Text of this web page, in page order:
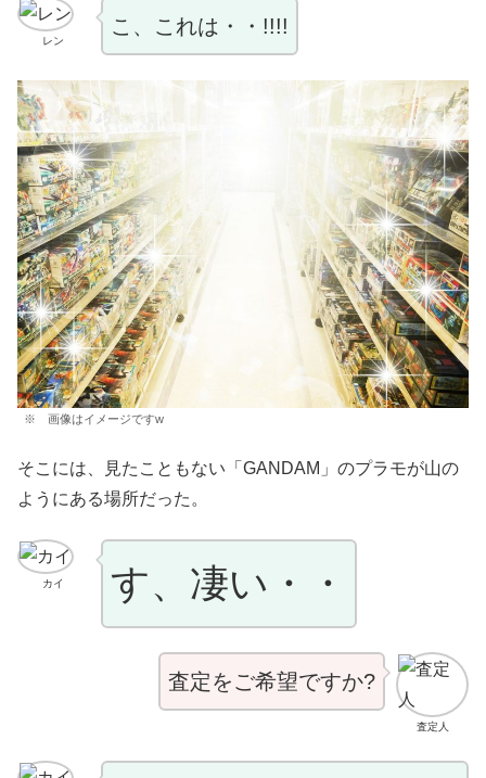
レン
こ、これは・・!!!!
※ 画像はイメージですw
そこには、見たこともない「GANDAM」のプラモが山の
ようにある場所だった。
カイ す、凄い・・
査定人
査定をご希望ですか?